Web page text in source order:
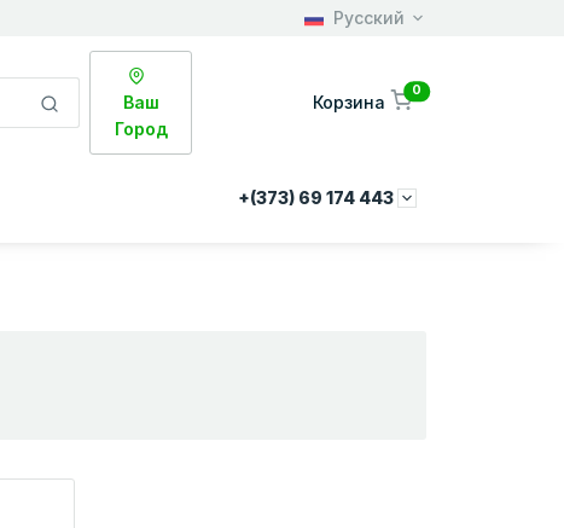
Русский
Ваш
Город
Корзина
0
+(373) 69 174 443